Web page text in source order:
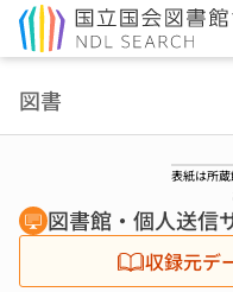
図書
表紙は所
図書館・個人送信
収録元デ